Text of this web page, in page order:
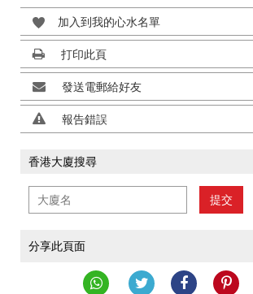
加入到我的心水名單
打印此頁
發送電郵給好友
報告錯誤
香港大廈搜尋
提交
分享此頁面